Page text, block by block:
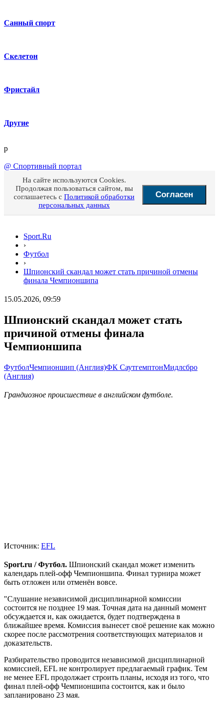
Санный спорт
Скелетон
Фристайл
Другие
p
@ Спортивный портал
На сайте используются Cookies.
Продолжая пользоваться сайтом, вы
соглашаетесь с Политикой обработки
персональных данных
Согласен
Sport.Ru
›
Футбол
›
Шпионский скандал может стать причиной отмены
финала Чемпионшипа
15.05.2026, 09:59
Шпионский скандал может стать
причиной отмены финала
Чемпионшипа
ФутболЧемпионшип (Англия)ФК СаутгемптонМидлсбро
(Англия)
Грандиозное происшествие в английском футболе.
Источник: EFL
Sport.ru / Футбол. Шпионский скандал может изменить
календарь плей-офф Чемпионшипа. Финал турнира может
быть отложен или отменён вовсе.
"Слушание независимой дисциплинарной комиссии
состоится не позднее 19 мая. Точная дата на данный момент
обсуждается и, как ожидается, будет подтверждена в
ближайшее время. Комиссия вынесет своё решение как можно
скорее после рассмотрения соответствующих материалов и
доказательств.
Разбирательство проводится независимой дисциплинарной
комиссией, EFL не контролирует предлагаемый график. Тем
не менее EFL продолжает строить планы, исходя из того, что
финал плей-офф Чемпионшипа состоится, как и было
запланировано 23 мая.